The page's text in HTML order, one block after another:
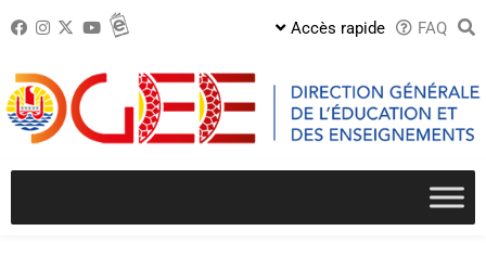
Passer
contenu
Accès rapide FAQ